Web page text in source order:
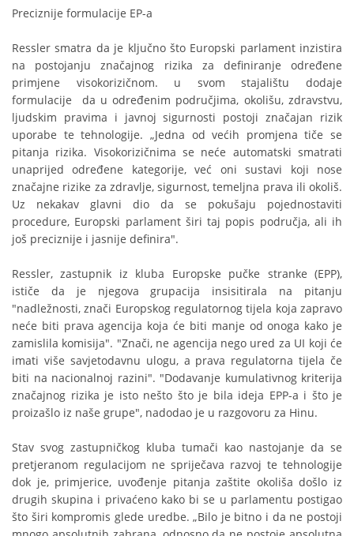
Preciznije formulacije EP-a
Ressler smatra da je ključno što Europski parlament inzistira
na postojanju značajnog rizika za definiranje određene
primjene visokorizičnom. u svom stajalištu dodaje
formulacije da u određenim područjima, okolišu, zdravstvu,
ljudskim pravima i javnoj sigurnosti postoji značajan rizik
uporabe te tehnologije. „Jedna od većih promjena tiče se
pitanja rizika. Visokorizičnima se neće automatski smatrati
unaprijed određene kategorije, već oni sustavi koji nose
značajne rizike za zdravlje, sigurnost, temeljna prava ili okoliš.
Uz nekakav glavni dio da se pokušaju pojednostaviti
procedure, Europski parlament širi taj popis područja, ali ih
još preciznije i jasnije definira".
Ressler, zastupnik iz kluba Europske pučke stranke (EPP),
ističe da je njegova grupacija insisitirala na pitanju
"nadležnosti, znači Europskog regulatornog tijela koja zapravo
neće biti prava agencija koja će biti manje od onoga kako je
zamislila komisija". "Znači, ne agencija nego ured za UI koji će
imati više savjetodavnu ulogu, a prava regulatorna tijela če
biti na nacionalnoj razini". "Dodavanje kumulativnog kriterija
značajnog rizika je isto nešto što je bila ideja EPP-a i što je
proizašlo iz naše grupe", nadodao je u razgovoru za Hinu.
Stav svog zastupničkog kluba tumači kao nastojanje da se
pretjeranom regulacijom ne spriječava razvoj te tehnologije
dok je, primjerice, uvođenje pitanja zaštite okoliša došlo iz
drugih skupina i privaćeno kako bi se u parlamentu postigao
što širi kompromis glede uredbe. „Bilo je bitno i da ne postoji